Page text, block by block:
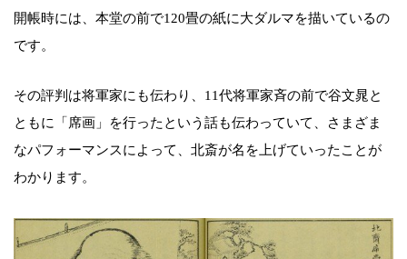
開帳時には、本堂の前で120畳の紙に大ダルマを描いているの
です。
その評判は将軍家にも伝わり、11代将軍家斉の前で谷文晁と
ともに「席画」を行ったという話も伝わっていて、さまざま
なパフォーマンスによって、北斎が名を上げていったことが
わかります。